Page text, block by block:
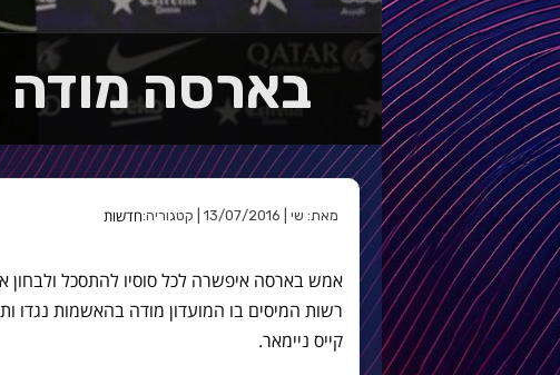
בארסה
מאת: שי | 13/07/2016 | קטגוריה: חדשות
אמש בארסה איפשרה לכל סוסיו להתסכל
קייס ניימאר.